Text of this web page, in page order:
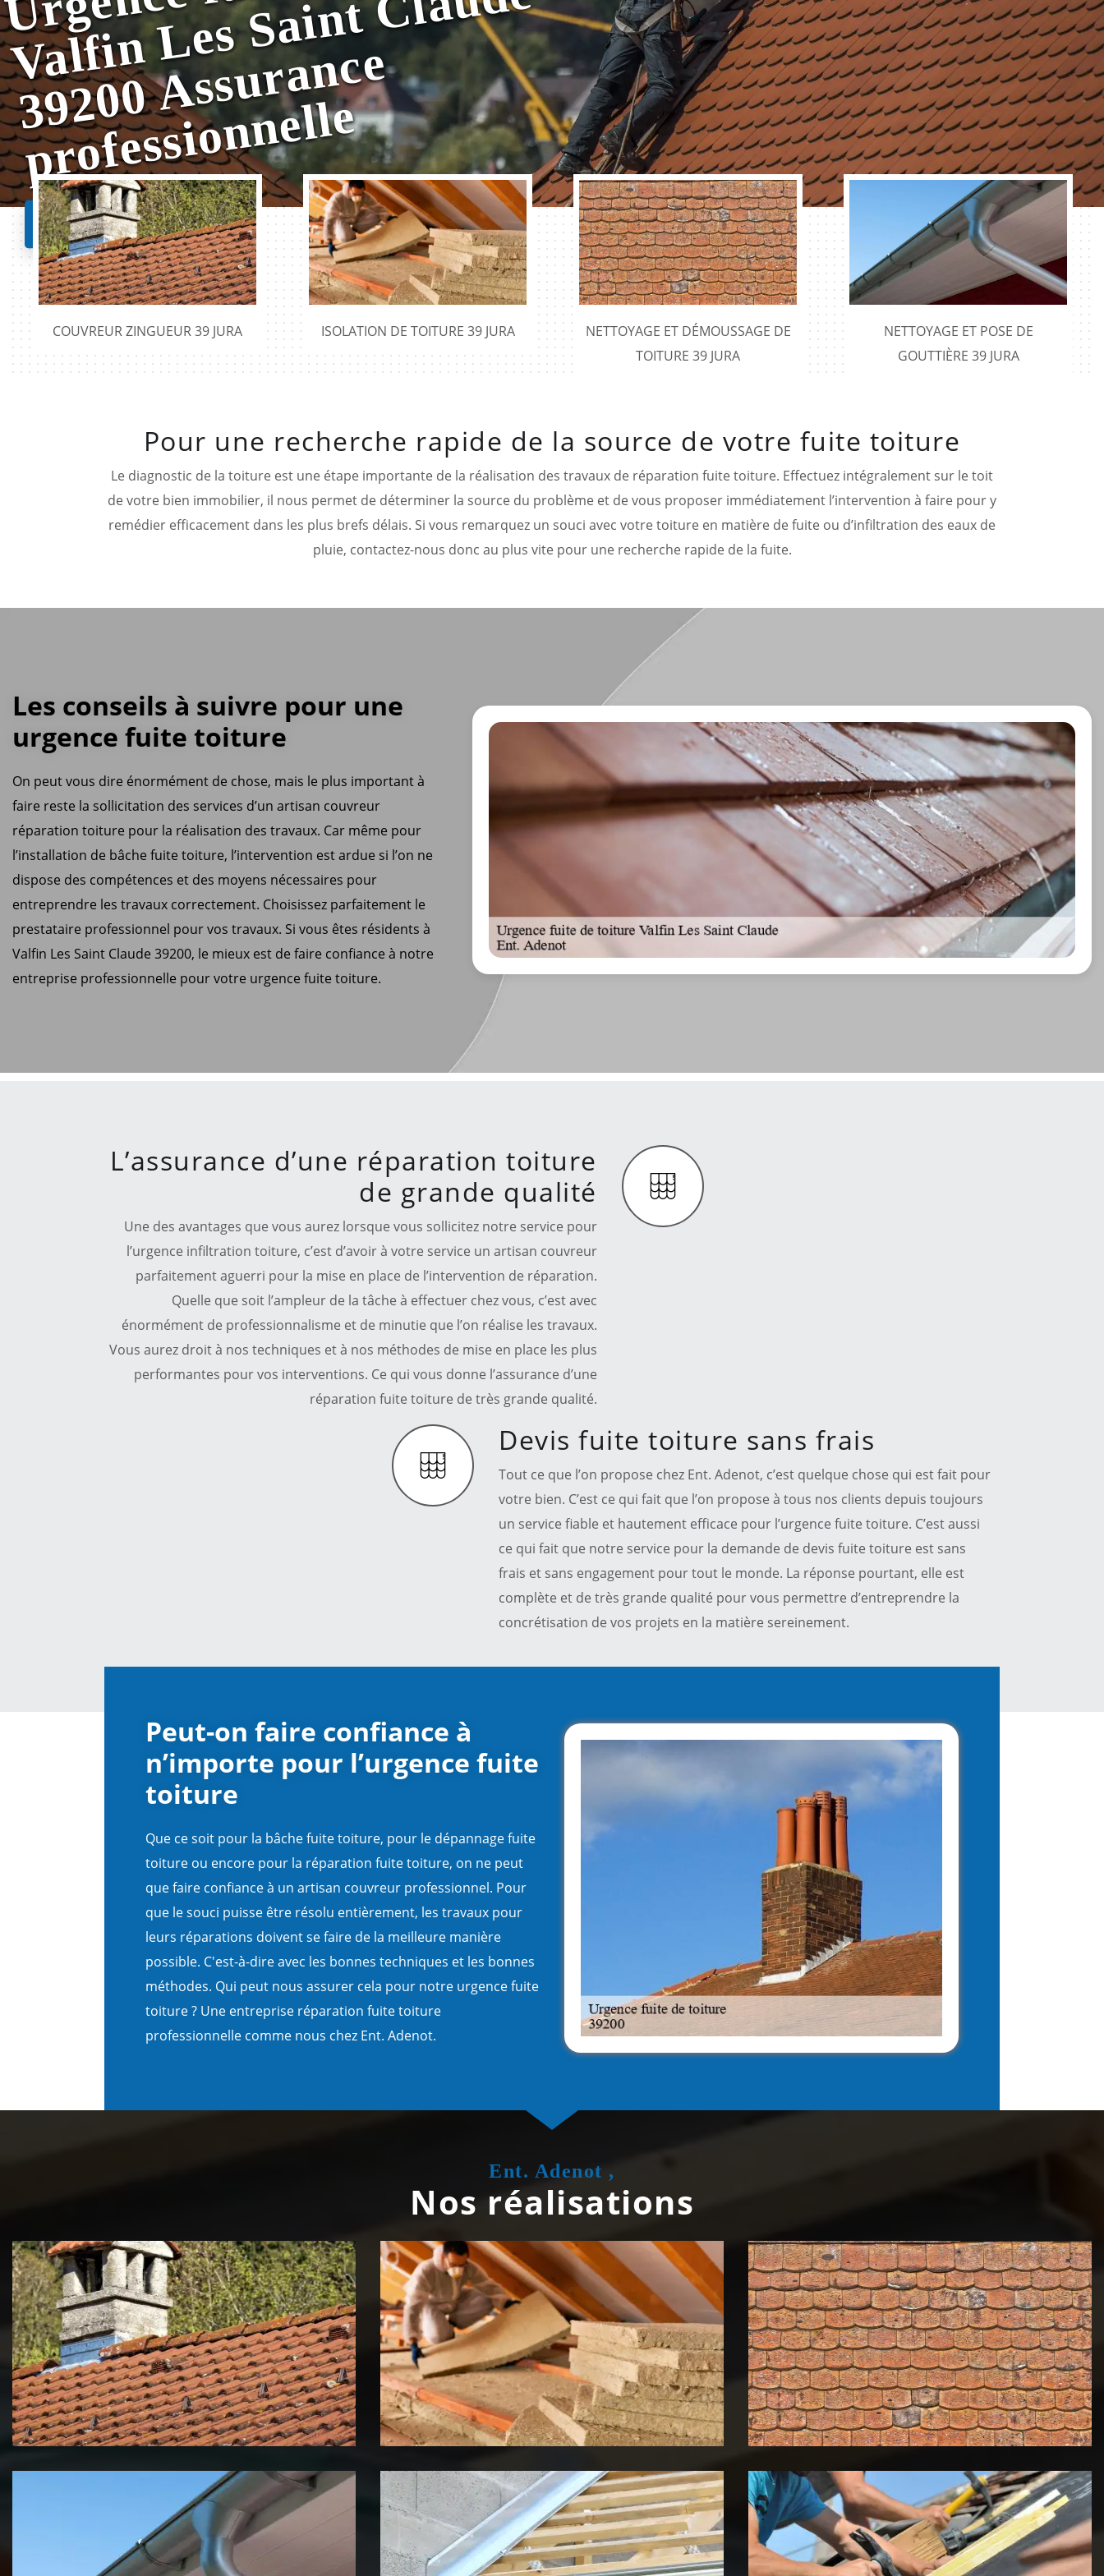
e
e
e
e
Nos realisations
COUVREUR ZINGUEUR 39 JURA ISOLATION DE TOITURE 39 JURA
NETTOYAGE ET DÉMOUSSAGE DE
TOITURE 39 JURA
NETTOYAGE ET POSE DE
GOUTTIÈRE 39 JURA
Pour une recherche rapide de la source de votre fuite toiture
Le diagnostic de la toiture est une étape importante de la réalisation des travaux de réparation fuite toiture. Effectuez intégralement sur le toit
de votre bien immobilier, il nous permet de déterminer la source du problème et de vous proposer immédiatement l’intervention à faire pour y
remédier efficacement dans les plus brefs délais. Si vous remarquez un souci avec votre toiture en matière de fuite ou d’infiltration des eaux de
pluie, contactez-nous donc au plus vite pour une recherche rapide de la fuite.
Les conseils à suivre pour une
urgence fuite toiture
On peut vous dire énormément de chose, mais le plus important à
faire reste la sollicitation des services d’un artisan couvreur
réparation toiture pour la réalisation des travaux. Car même pour
l’installation de bâche fuite toiture, l’intervention est ardue si l’on ne
dispose des compétences et des moyens nécessaires pour
entreprendre les travaux correctement. Choisissez parfaitement le
prestataire professionnel pour vos travaux. Si vous êtes résidents à
Valfin Les Saint Claude 39200, le mieux est de faire confiance à notre
entreprise professionnelle pour votre urgence fuite toiture.
L’assurance d’une réparation toiture
de grande qualité
Une des avantages que vous aurez lorsque vous sollicitez notre service pour
l’urgence infiltration toiture, c’est d’avoir à votre service un artisan couvreur
parfaitement aguerri pour la mise en place de l’intervention de réparation.
Quelle que soit l’ampleur de la tâche à effectuer chez vous, c’est avec
énormément de professionnalisme et de minutie que l’on réalise les travaux.
Vous aurez droit à nos techniques et à nos méthodes de mise en place les plus
performantes pour vos interventions. Ce qui vous donne l’assurance d’une
réparation fuite toiture de très grande qualité.
Devis fuite toiture sans frais
Tout ce que l’on propose chez Ent. Adenot, c’est quelque chose qui est fait pour
votre bien. C’est ce qui fait que l’on propose à tous nos clients depuis toujours
un service fiable et hautement efficace pour l’urgence fuite toiture. C’est aussi
ce qui fait que notre service pour la demande de devis fuite toiture est sans
frais et sans engagement pour tout le monde. La réponse pourtant, elle est
complète et de très grande qualité pour vous permettre d’entreprendre la
concrétisation de vos projets en la matière sereinement.
Peut-on faire confiance à
n’importe pour l’urgence fuite
toiture
Que ce soit pour la bâche fuite toiture, pour le dépannage fuite
toiture ou encore pour la réparation fuite toiture, on ne peut
que faire confiance à un artisan couvreur professionnel. Pour
que le souci puisse être résolu entièrement, les travaux pour
leurs réparations doivent se faire de la meilleure manière
possible. C'est-à-dire avec les bonnes techniques et les bonnes
méthodes. Qui peut nous assurer cela pour notre urgence fuite
toiture ? Une entreprise réparation fuite toiture
professionnelle comme nous chez Ent. Adenot.
Ent. Adenot ,
Nos réalisations
Couvreur zingueur 39 Jura Isolation de toiture 39 Jura
Nettoyage et démoussage de
toiture 39 Jura